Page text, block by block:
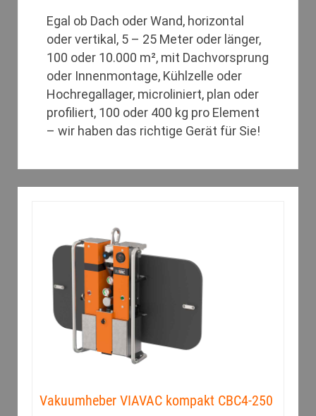
Egal ob Dach oder Wand, horizontal
oder vertikal, 5 – 25 Meter oder länger,
100 oder 10.000 m², mit Dachvorsprung
oder Innenmontage, Kühlzelle oder
Hochregallager, microliniert, plan oder
profiliert, 100 oder 400 kg pro Element
– wir haben das richtige Gerät für Sie!
Vakuumheber VIAVAC kompakt CBC4-250